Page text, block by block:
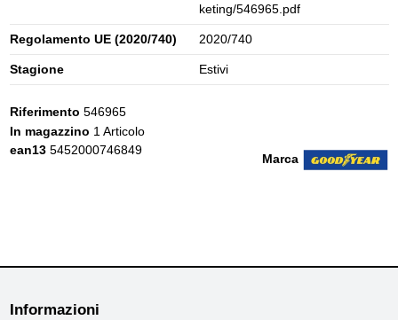
keting/546965.pdf
Regolamento UE (2020/740) 2020/740
Stagione Estivi
Marca
Riferimento 546965
In magazzino 1 Articolo
ean13 5452000746849
Informazioni